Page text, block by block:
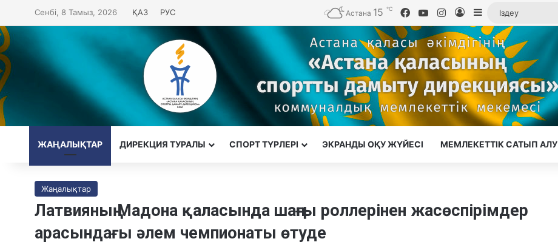
Сенбі, 8 Тамыз, 2026 ҚАЗ РУС Астана 15 ℃ Facebook
YouTubeInstagram
КіруSidebar
ЖАҢАЛЫҚТАР ДИРЕКЦИЯ ТУРАЛЫ CПОРТ ТҮРЛЕРІ ЭКРАНДЫ ОҚУ ЖҮЙЕСІ МЕМЛЕКЕТТІК САТЫП АЛУ
Жаңалықтар
Латвияның Мадона қаласында шаңғы роллерінен жасөспірімдер
арасындағы әлем чемпионаты өтуде